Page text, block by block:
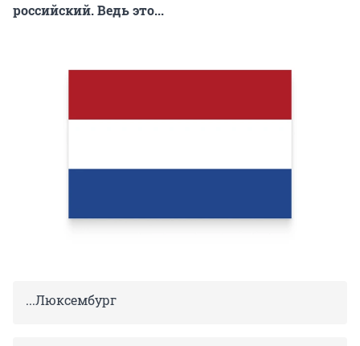
российский. Ведь это...
...Люксембург